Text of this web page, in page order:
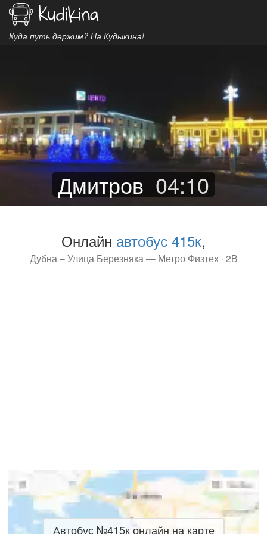
Куда путь держим? На Кудыкина!
Дмитров 04:10
Онлайн автобус 415к,
Дубна – Улица Березняка — Метро Физтех · 2B
Автобус №415к онлайн на карте